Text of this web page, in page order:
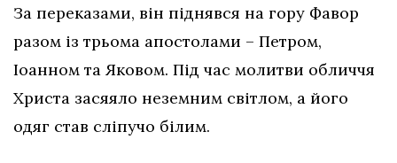
За переказами, він піднявся на гору Фавор
разом із трьома апостолами – Петром,
Іоанном та Яковом. Під час молитви обличчя
Христа засяяло неземним світлом, а його
одяг став сліпучо білим.